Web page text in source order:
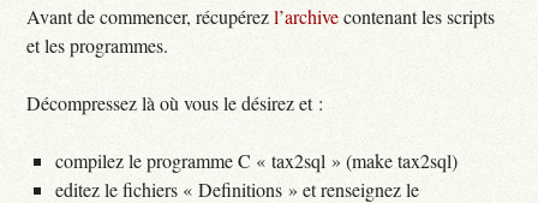
Avant de commencer, récupérezl’archivecontenant les scripts
et les programmes.
Décompressez là où vous le désirez et :
compilez le programme C « tax2sql » (make tax2sql)
editez le fichiers « Definitions » et renseignez le